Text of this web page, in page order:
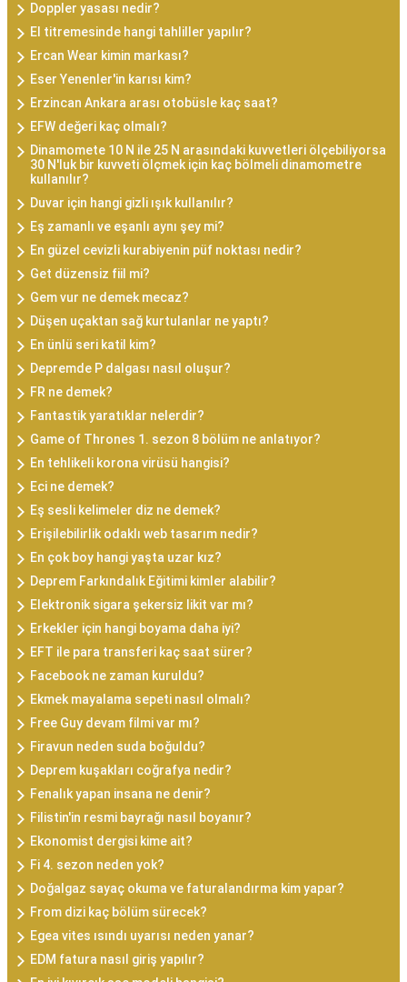
Doppler yasası nedir?
El titremesinde hangi tahliller yapılır?
Ercan Wear kimin markası?
Eser Yenenler'in karısı kim?
Erzincan Ankara arası otobüsle kaç saat?
EFW değeri kaç olmalı?
Dinamomete 10 N ile 25 N arasındaki kuvvetleri ölçebiliyorsa
30 N'luk bir kuvveti ölçmek için kaç bölmeli dinamometre
kullanılır?
Duvar için hangi gizli ışık kullanılır?
Eş zamanlı ve eşanlı aynı şey mi?
En güzel cevizli kurabiyenin püf noktası nedir?
Get düzensiz fiil mi?
Gem vur ne demek mecaz?
Düşen uçaktan sağ kurtulanlar ne yaptı?
En ünlü seri katil kim?
Depremde P dalgası nasıl oluşur?
FR ne demek?
Fantastik yaratıklar nelerdir?
Game of Thrones 1. sezon 8 bölüm ne anlatıyor?
En tehlikeli korona virüsü hangisi?
Eci ne demek?
Eş sesli kelimeler diz ne demek?
Erişilebilirlik odaklı web tasarım nedir?
En çok boy hangi yaşta uzar kız?
Deprem Farkındalık Eğitimi kimler alabilir?
Elektronik sigara şekersiz likit var mı?
Erkekler için hangi boyama daha iyi?
EFT ile para transferi kaç saat sürer?
Facebook ne zaman kuruldu?
Ekmek mayalama sepeti nasıl olmalı?
Free Guy devam filmi var mı?
Firavun neden suda boğuldu?
Deprem kuşakları coğrafya nedir?
Fenalık yapan insana ne denir?
Filistin'in resmi bayrağı nasıl boyanır?
Ekonomist dergisi kime ait?
Fi 4. sezon neden yok?
Doğalgaz sayaç okuma ve faturalandırma kim yapar?
From dizi kaç bölüm sürecek?
Egea vites ısındı uyarısı neden yanar?
EDM fatura nasıl giriş yapılır?